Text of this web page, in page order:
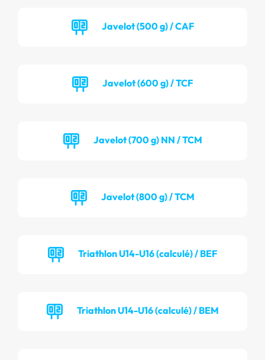
Javelot (500 g) / CAF
Javelot (600 g) / TCF
Javelot (700 g) NN / TCM
Javelot (800 g) / TCM
Triathlon U14-U16 (calculé) / BEF
Triathlon U14-U16 (calculé) / BEM